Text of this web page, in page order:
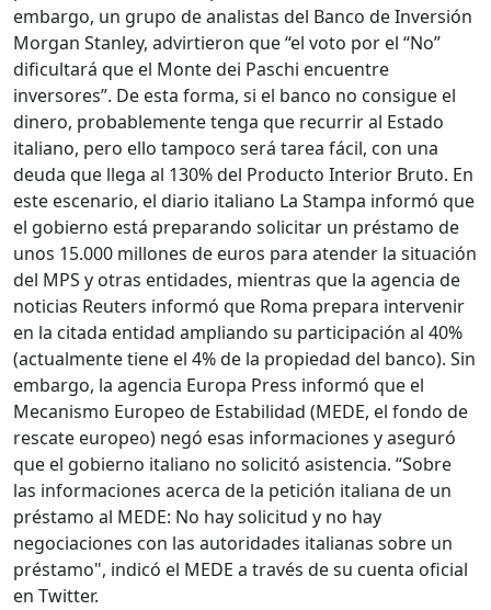
embargo, un grupo de analistas del Banco de Inversión
Morgan Stanley, advirtieron que “el voto por el “No”
dificultará que el Monte dei Paschi encuentre
inversores”. De esta forma, si el banco no consigue el
dinero, probablemente tenga que recurrir al Estado
italiano, pero ello tampoco será tarea fácil, con una
deuda que llega al 130% del Producto Interior Bruto. En
este escenario, el diario italiano La Stampa informó que
el gobierno está preparando solicitar un préstamo de
unos 15.000 millones de euros para atender la situación
del MPS y otras entidades, mientras que la agencia de
noticias Reuters informó que Roma prepara intervenir
en la citada entidad ampliando su participación al 40%
(actualmente tiene el 4% de la propiedad del banco). Sin
embargo, la agencia Europa Press informó que el
Mecanismo Europeo de Estabilidad (MEDE, el fondo de
rescate europeo) negó esas informaciones y aseguró
que el gobierno italiano no solicitó asistencia. “Sobre
las informaciones acerca de la petición italiana de un
préstamo al MEDE: No hay solicitud y no hay
negociaciones con las autoridades italianas sobre un
préstamo", indicó el MEDE a través de su cuenta oficial
en Twitter.